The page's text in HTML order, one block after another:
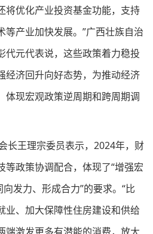
将优化产业投资基金功能，支持
等产业加快发展。”广西壮族自治
代元代表说，这些政策着力稳投
经济回升向好态势，为推动经济
体现宏观政策逆周期和跨周期调
长王理宗委员表示，2024年，财
等政策协调配合，体现了“增强宏
发力、形成合力”的要求。“比
业、加大保障性住房建设和供给